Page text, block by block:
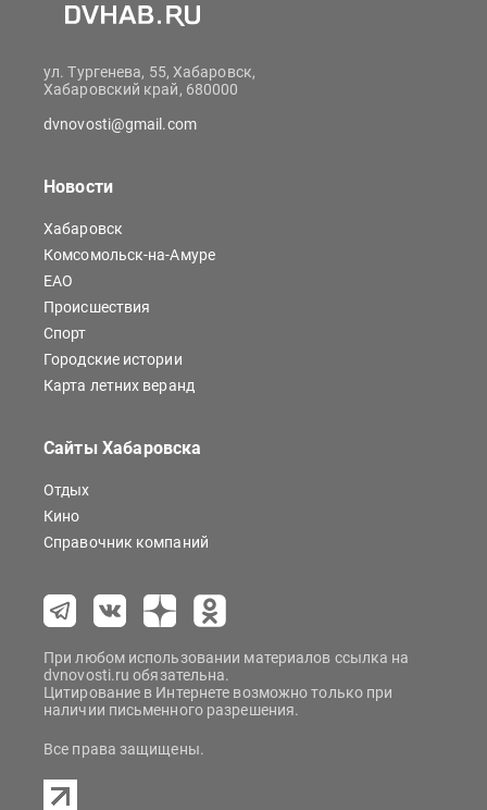
ул. Тургенева, 55, Хабаровск,
Хабаровский край, 680000
dvnovosti@gmail.com
Новости
Хабаровск
Комсомольск-на-Амуре
ЕАО
Происшествия
Спорт
Городские истории
Карта летних веранд
Сайты Хабаровска
Отдых
Кино
Справочник компаний
При любом использовании материалов ссылка на
dvnovosti.ru обязательна.
Цитирование в Интернете возможно только при
наличии письменного разрешения.
Все права защищены.